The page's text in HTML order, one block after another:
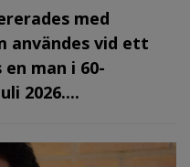
med
användes vid ett
man i 60-
2026....